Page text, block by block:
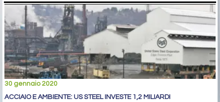
30 gennaio 2020
ACCIAIO E AMBIENTE: US STEEL INVESTE 1,2 MILIARDI